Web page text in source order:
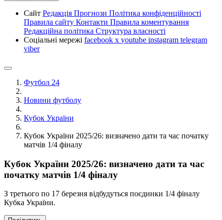
Сайт Редакція Прогнози Політика конфіденційності
Правила сайту Контакти Правила коментування
Редакційна політика Структура власності
Соціальні мережі facebook x youtube instagram telegram
viber
Футбол 24
Новини футболу
Кубок України
Кубок України 2025/26: визначено дати та час початку
матчів 1/4 фіналу
Кубок України 2025/26: визначено дати та час
початку матчів 1/4 фіналу
З третього по 17 березня відбудуться поєдинки 1/4 фіналу
Кубка України.